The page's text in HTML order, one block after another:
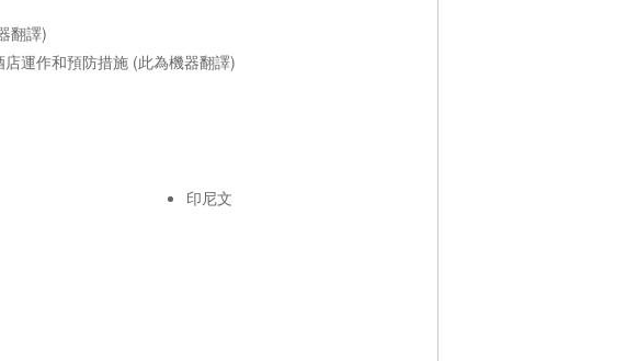
翻譯)
運作和預防措施 (此為機器翻譯)
印尼文